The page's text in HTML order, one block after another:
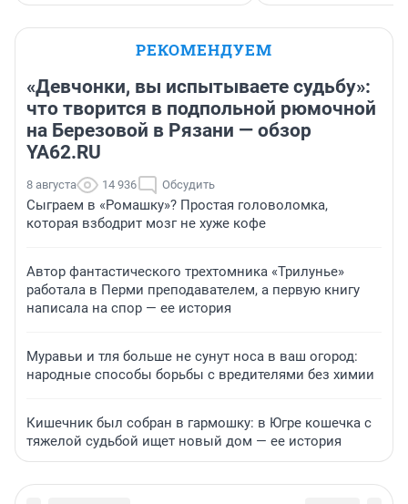
РЕКОМЕНДУЕМ
«Девчонки, вы испытываете судьбу»:
что творится в подпольной рюмочной
на Березовой в Рязани — обзор
YA62.RU
8 августа 14 936 Обсудить
Сыграем в «Ромашку»? Простая головоломка,
которая взбодрит мозг не хуже кофе
Автор фантастического трехтомника «Трилунье»
работала в Перми преподавателем, а первую книгу
написала на спор — ее история
Муравьи и тля больше не сунут носа в ваш огород:
народные способы борьбы с вредителями без химии
Кишечник был собран в гармошку: в Югре кошечка с
тяжелой судьбой ищет новый дом — ее история